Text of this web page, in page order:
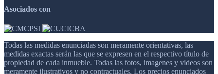
Asociados con
Todas las medidas enunciadas son meramente orientativas, las
medidas exactas serán las que se expresen en el respectivo título de
propiedad de cada inmueble. Todas las fotos, imagenes y videos son
meramente ilustrativos y no contractuales. Los precios enunciados